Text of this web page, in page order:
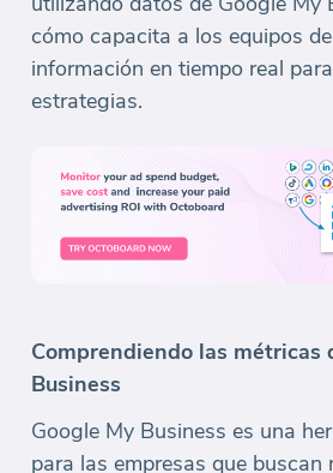
cómo capacita a los equipos
información en tiempo real
estrategias.
Comprendiendo las métricas
Business
Google My Business es una
para las empresas que buscan